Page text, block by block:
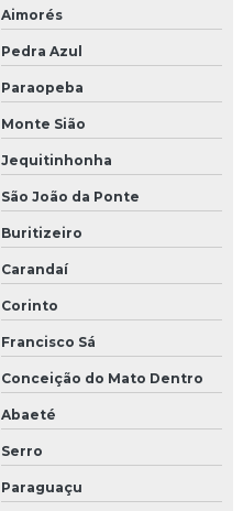
Aimorés
Pedra Azul
Paraopeba
Monte Sião
Jequitinhonha
São João da Ponte
Buritizeiro
Carandaí
Corinto
Francisco Sá
Conceição do Mato Dentro
Abaeté
Serro
Paraguaçu